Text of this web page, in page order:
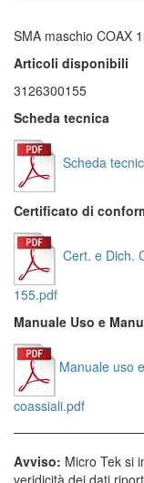
SMA maschio COAX
Articoli disponibili
3126300155
Scheda tecnica
Scheda
Certificato di
Cert. e Dich.
155.pdf
Manuale Uso e
Manuale uso
coassiali.pdf
Avviso: Micro Tek si
veridicità dei dati